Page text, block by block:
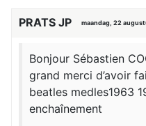
PRATS JP maandag, 22
Bonjour Sébastien
grand merci d’avoir
beatles medles1963
enchaînement